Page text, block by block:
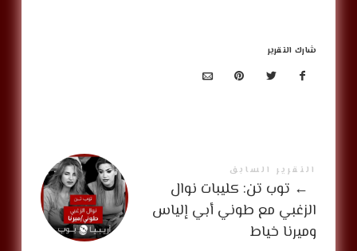
شارك التقرير
التقرير السابق
← توب تن: كليبات نوال
الزغبي مع طوني أبي إلياس
وميرنا خياط